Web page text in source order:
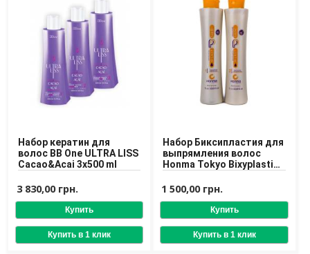
Набор кератин для
волос BB One ULTRA LISS
Cacao&Acai 3x500 ml
3 830,00 грн.
Набор Биксипластия для
выпрямления волос
Honma Tokyo Bixyplastia
1 500,00 грн.